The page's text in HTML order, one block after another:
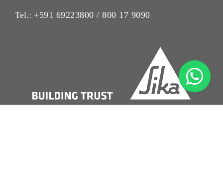
Tel.: +591 69223800 / 800 17 9090